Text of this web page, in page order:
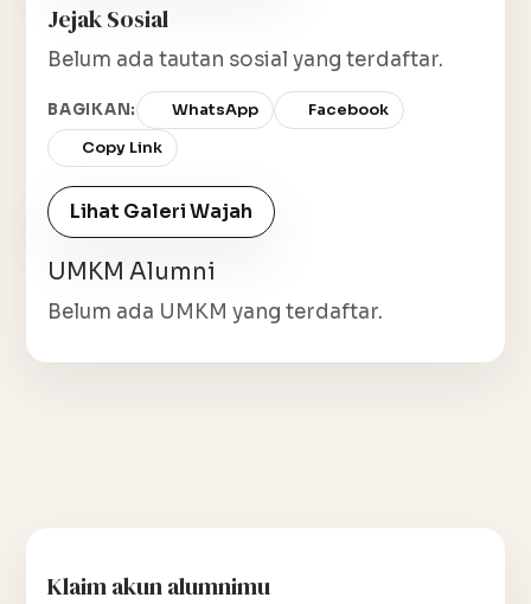
Jejak Sosial
Belum ada tautan sosial yang terdaftar.
BAGIKAN: WhatsApp
Facebook
Copy Link
Lihat Galeri Wajah
UMKM Alumni
Belum ada UMKM yang terdaftar.
Klaim akun alumnimu